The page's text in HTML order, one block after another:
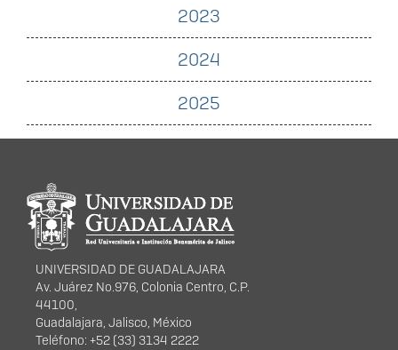
2023
2024
2025
Información del
portal
UNIVERSIDAD DE GUADALAJARA
Av. Juárez No.976, Colonia Centro, C.P.
44100,
Guadalajara, Jalisco, México
Teléfono: +52 (33) 3134 2222